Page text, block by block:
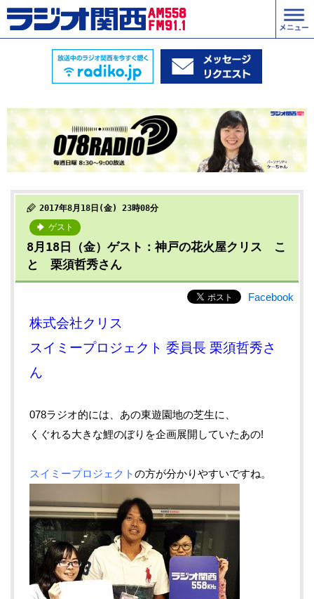
2017年8月18日(金) 23時08分
ゲスト
8月18日（金）ゲスト：神戸の花火屋クリス こ
と 栗須哲秀さん
Facebook
株式会社クリス
スイミープロジェクト 委員長 栗須哲秀さ
ん
078ラジオ的には、あの東遊園地の芝生に、
くぐれる大きな鯉のぼりを企画展開していたあの!
スイミープロジェクトの方が分かりやすいですね。